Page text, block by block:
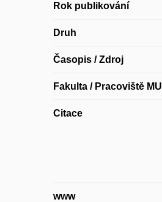
Rok publikování
Druh
Časopis / Zdroj
Fakulta / Pracoviště MU
Citace
www